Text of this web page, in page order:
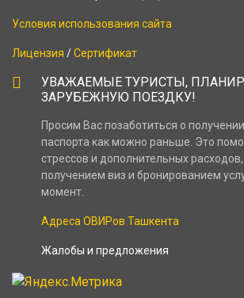
Условия использования сайта
Лицензия /Сертификат
УВАЖАЕМЫЕ ТУРИСТЫ,
ЗАРУБЕЖНУЮ ПОЕЗДКУ!
Просим Вас позаботиться о
паспорта как можно раньше. Это
стрессов и дополнительных
получением виз и бронированием
момент.
Адреса ОВИРов Ташкента
Жалобы и предложения